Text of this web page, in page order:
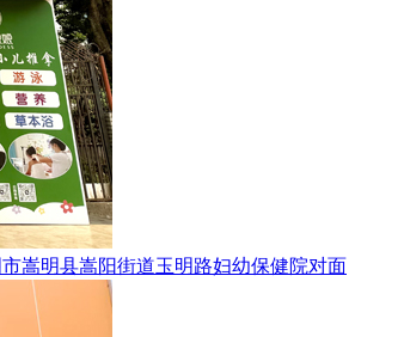
嵩明县嵩阳街道玉明路妇幼保健院对面